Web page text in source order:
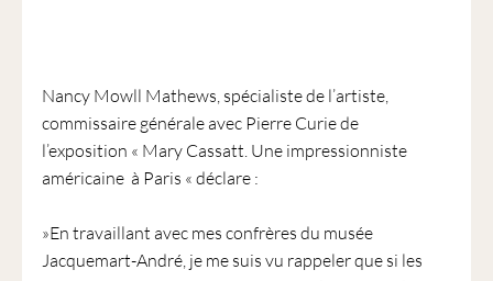
Nancy Mowll Mathews, spécialiste de l’artiste,
commissaire générale avec Pierre Curie de
l’exposition « Mary Cassatt. Une impressionniste
américaine à Paris « déclare :
»En travaillant avec mes confrères du musée
Jacquemart-André, je me suis vu rappeler que si les